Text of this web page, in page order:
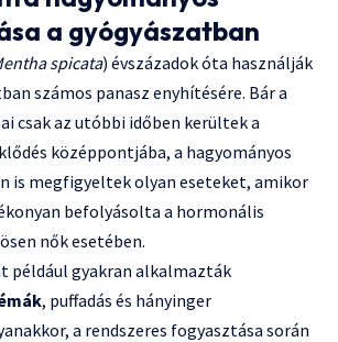
a gyógyászatban
spicata) évszázadok óta használják
számos panasz enyhítésére. Bár a
csak az utóbbi időben kerültek a
középpontjába, a hagyományos
is megfigyeltek olyan eseteket, amikor
befolyásolta a hormonális
nők esetében.
például gyakran alkalmazták
, puffadás és hányinger
a rendszeres fogyasztása során